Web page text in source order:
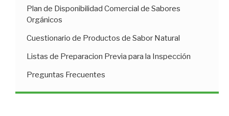
Plan de Disponibilidad Comercial de Sabores
Orgánicos
Cuestionario de Productos de Sabor Natural
Listas de Preparacion Previa para la Inspección
Preguntas Frecuentes